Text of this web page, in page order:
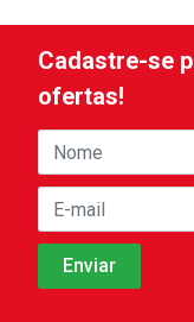
Cadastre-se
ofertas!